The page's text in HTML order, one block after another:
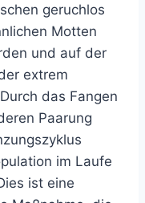
geruchlos
Motten
und auf der
extrem
das Fangen
Paarung
im Laufe
ist eine